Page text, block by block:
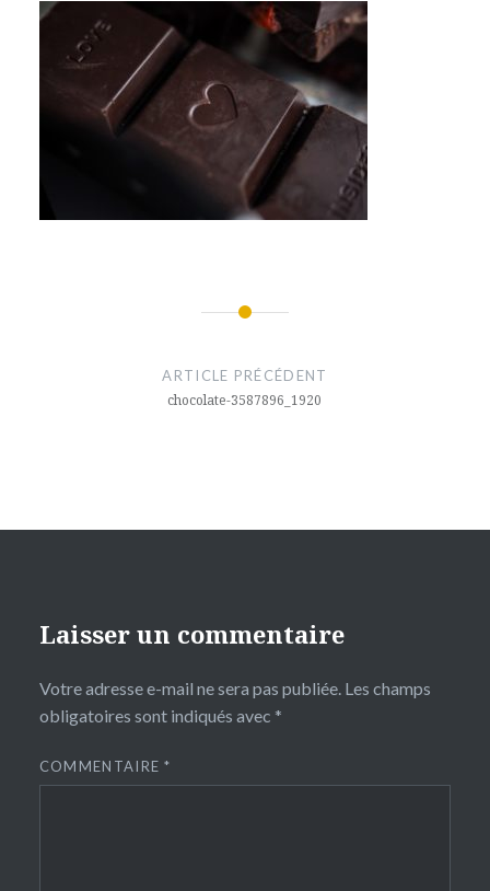
ARTICLE PRÉCÉDENT
chocolate-3587896_1920
Laisser un commentaire
Votre adresse e-mail ne sera pas publiée. Les champs
obligatoires sont indiqués avec *
COMMENTAIRE*